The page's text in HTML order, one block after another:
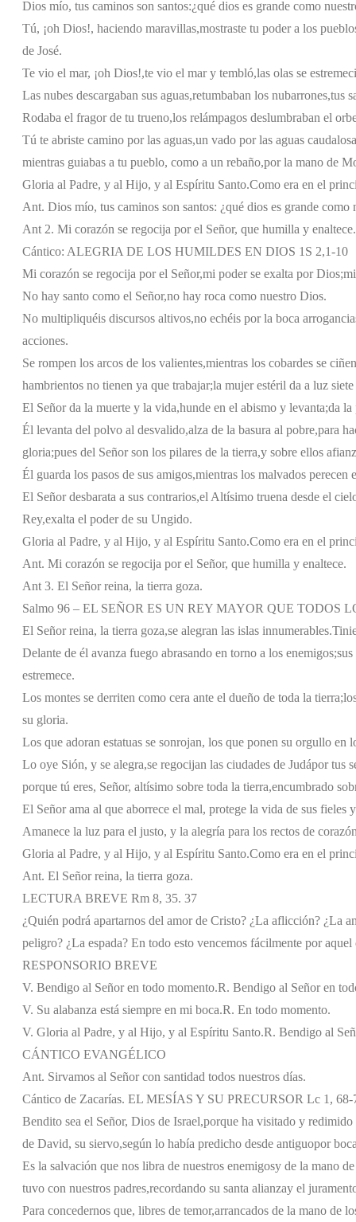
Dios mío, tus caminos son santos:¿qué dios es grande como
Tú, ¡oh Dios!, haciendo maravillas,mostraste tu poder a los
de José.
Te vio el mar, ¡oh Dios!,te vio el mar y tembló,las olas se
Las nubes descargaban sus aguas,retumbaban los nubarrones,tus
Rodaba el fragor de tu trueno,los relámpagos deslumbraban el
Tú te abriste camino por las aguas,un vado por las aguas
mientras guiabas a tu pueblo, como a un rebaño,por la mano de
Gloria al Padre, y al Hijo, y al Espíritu Santo.Como era en el
Ant. Dios mío, tus caminos son santos: ¿qué dios es grande como
Ant 2. Mi corazón se regocija por el Señor, que humilla y enaltece.
Cántico: ALEGRIA DE LOS HUMILDES EN DIOS 1S 2,1-10
Mi corazón se regocija por el Señor,mi poder se exalta por Dios;
No hay santo como el Señor,no hay roca como nuestro Dios.
No multipliquéis discursos altivos,no echéis por la boca
acciones.
Se rompen los arcos de los valientes,mientras los cobardes se
hambrientos no tienen ya que trabajar;la mujer estéril da a luz
El Señor da la muerte y la vida,hunde en el abismo y levanta;da la
Él levanta del polvo al desvalido,alza de la basura al pobre,para
gloria;pues del Señor son los pilares de la tierra,y sobre ellos
Él guarda los pasos de sus amigos,mientras los malvados perecen
El Señor desbarata a sus contrarios,el Altísimo truena desde el
Rey,exalta el poder de su Ungido.
Gloria al Padre, y al Hijo, y al Espíritu Santo.Como era en el
Ant. Mi corazón se regocija por el Señor, que humilla y enaltece.
Ant 3. El Señor reina, la tierra goza.
Salmo 96 – EL SEÑOR ES UN REY MAYOR QUE TODOS
El Señor reina, la tierra goza,se alegran las islas innumerables.
Delante de él avanza fuego abrasando en torno a los enemigos;
estremece.
Los montes se derriten como cera ante el dueño de toda la tierra;
su gloria.
Los que adoran estatuas se sonrojan, los que ponen su orgullo en
Lo oye Sión, y se alegra,se regocijan las ciudades de Judápor tus
porque tú eres, Señor, altísimo sobre toda la tierra,encumbrado
El Señor ama al que aborrece el mal, protege la vida de sus fieles
Amanece la luz para el justo, y la alegría para los rectos de
Gloria al Padre, y al Hijo, y al Espíritu Santo.Como era en el
Ant. El Señor reina, la tierra goza.
LECTURA BREVE Rm 8, 35. 37
¿Quién podrá apartarnos del amor de Cristo? ¿La aflicción? ¿La
peligro? ¿La espada? En todo esto vencemos fácilmente por aquel
RESPONSORIO BREVE
V. Bendigo al Señor en todo momento.R. Bendigo al Señor en
V. Su alabanza está siempre en mi boca.R. En todo momento.
V. Gloria al Padre, y al Hijo, y al Espíritu Santo.R. Bendigo al
CÁNTICO EVANGÉLICO
Ant. Sirvamos al Señor con santidad todos nuestros días.
Cántico de Zacarías. EL MESÍAS Y SU PRECURSOR Lc 1, 68-
Bendito sea el Señor, Dios de Israel,porque ha visitado y redimido
de David, su siervo,según lo había predicho desde antiguopor
Es la salvación que nos libra de nuestros enemigosy de la mano
tuvo con nuestros padres,recordando su santa alianzay el
Para concedernos que, libres de temor,arrancados de la mano de